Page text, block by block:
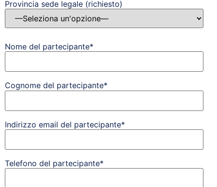
Provincia sede legale (richiesto)
Nome del partecipante*
Cognome del partecipante*
Indirizzo email del partecipante*
Telefono del partecipante*